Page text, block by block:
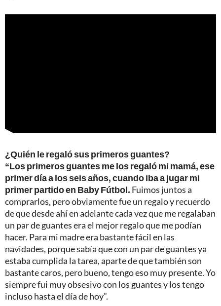
¿Quién le regaló sus primeros guantes?
“Los primeros guantes me los regaló mi mamá, ese
primer día a los seis años, cuando iba a jugar mi
primer partido en Baby Fútbol. Fuimos juntos a
comprarlos, pero obviamente fue un regalo y recuerdo
de que desde ahí en adelante cada vez que me regalaban
un par de guantes era el mejor regalo que me podían
hacer. Para mi madre era bastante fácil en las
navidades, porque sabía que con un par de guantes ya
estaba cumplida la tarea, aparte de que también son
bastante caros, pero bueno, tengo eso muy presente. Yo
siempre fui muy obsesivo con los guantes y los tengo
incluso hasta el día de hoy”.